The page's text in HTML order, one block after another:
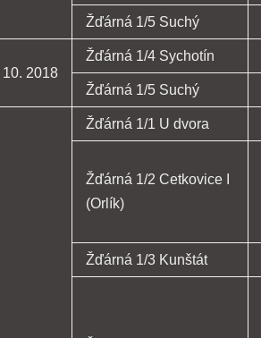
Žďárná 1/5 Suchý
10. 2018
Žďárná 1/4 Sychotín
Žďárná 1/5 Suchý
Žďárná 1/1 U dvora
Žďárná 1/2 Cetkovice I
(Orlík)
Žďárná 1/3 Kunštát